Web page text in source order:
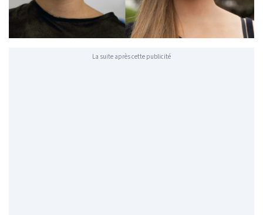
La suite après cette publicité